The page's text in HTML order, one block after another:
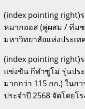
(index pointing right)
หมากฮอส (คู่ผสม / ทีม
มหาวิทยาลัยแห่งประเท
(index pointing right)
แข่งขัน กีฬาซูโม่ รุ่นปร
มากกว่า 115 กก.) ในก
ประจำปี 2568 จัดโดยโ